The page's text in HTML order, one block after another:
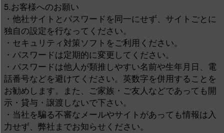
5.お客様へのお願い
・他社サイトとパスワードを同一にせず、サイトごとに
独自の設定を行なってください。
・セキュリティ対策ソフトをご利用ください。
・パスワードは定期的に変更してください。
・パスワードは他人が類推しやすい名前や生年月日、電
話番号などを避けてください。英数字を併用することを
お勧めします。また、ご家族・ご友人などであっても開
示・貸与・譲渡しないで下さい。
・当社を騙る不審なメールやサイトがあっても情報は入
力せず、弊社までお知らせください。